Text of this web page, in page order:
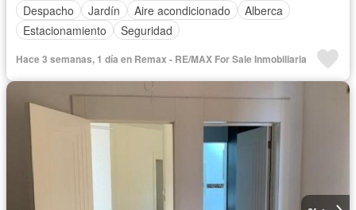
Despacho
Jardín Aire acondicionado
Alberca
Estacionamiento
Seguridad
Hace 3 semanas, 1 día en Remax - RE/MAX For Sale Inmobiliaria